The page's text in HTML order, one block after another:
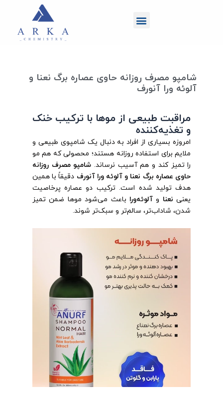
منو
شامپو مصرف روزانه حاوی عصاره برگ نعنا و
آلوئه ورا آنورف
مراقبت طبیعی از موها با ترکیب خنک
و تغذیه‌کننده
امروزه بسیاری از افراد به دنبال یک شامپوی طبیعی و
ملایم برای استفاده روزانه هستند؛ محصولی که هم مو
را تمیز کند و هم آسیب نرساند. شامپو مصرف روزانه
حاوی عصاره برگ نعنا و آلوئه ورا آنورف دقیقاً با همین
هدف تولید شده است. ترکیب دو عصاره پرخاصیت
یعنی نعنا وآلوئه‌ورا باعث می‌شود موها ضمن تمیز
شدن، شاداب‌تر، سالم‌تر و سبک‌تر شوند.